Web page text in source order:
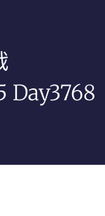
Day3768